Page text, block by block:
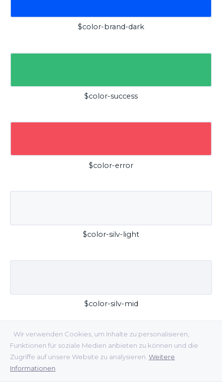
Wir verwenden Cookies, um Inhalte zu personalisieren,
Funktionen für soziale Medien anbieten zu können und die
Zugriffe auf unsere Website zu analysieren. Weitere
Informationen
$color-brand-dark
$color-success
$color-error
$color-silv-light
$color-silv-mid